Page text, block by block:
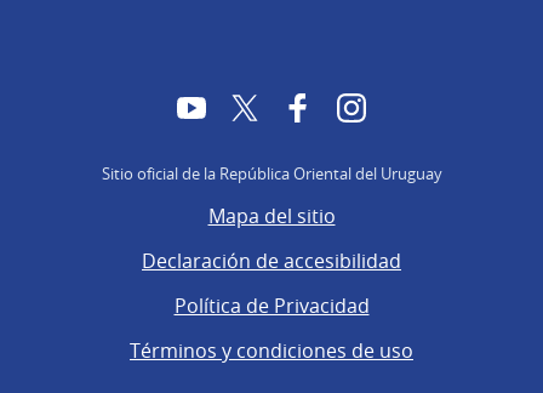
YouTubeTwitter FacebookInstagram
Sitio oficial de la República Oriental del Uruguay
Mapa del sitio
Declaración de accesibilidad
Política de Privacidad
Términos y condiciones de uso